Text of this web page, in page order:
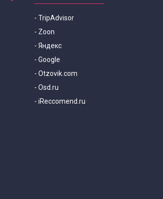
- TripAdvisor
- Zoon
- Яндекс
- Google
- Otzovik.com
- Osd.ru
- iReccomend.ru